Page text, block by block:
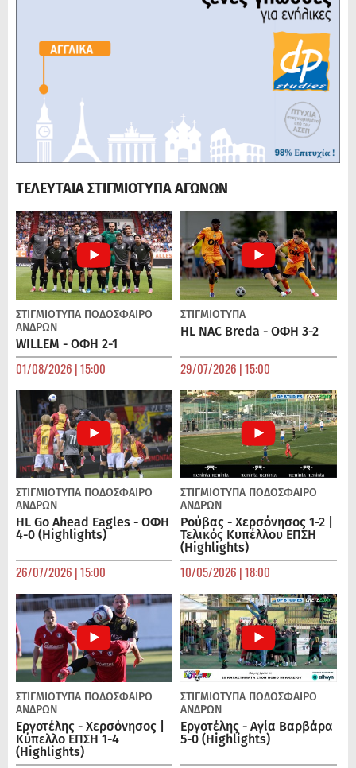
ΤΕΛΕΥΤΑΙΑ ΣΤΙΓΜΙΟΤΥΠΑ ΑΓΩΝΩΝ
ΣΤΙΓΜΙΟΤΥΠΑ ΠΟΔΌΣΦΑΙΡΟ
ΑΝΔΡΏΝ
WILLEM - ΟΦΗ 2-1
01/08/2026 | 15:00
ΣΤΙΓΜΙΟΤΥΠΑ
HL NAC Breda - ΟΦΗ 3-2
29/07/2026 | 15:00
ΣΤΙΓΜΙΟΤΥΠΑ ΠΟΔΌΣΦΑΙΡΟ
ΑΝΔΡΏΝ
HL Go Ahead Eagles - ΟΦΗ
4-0 (Highlights)
26/07/2026 | 15:00
ΣΤΙΓΜΙΟΤΥΠΑ ΠΟΔΌΣΦΑΙΡΟ
ΑΝΔΡΏΝ
Ρούβας - Χερσόνησος 1-2 |
Τελικός Κυπέλλου ΕΠΣΗ
(Highlights)
10/05/2026 | 18:00
ΣΤΙΓΜΙΟΤΥΠΑ ΠΟΔΌΣΦΑΙΡΟ
ΑΝΔΡΏΝ
Εργοτέλης - Χερσόνησος |
Κύπελλο ΕΠΣΗ 1-4
(Highlights)
ΣΤΙΓΜΙΟΤΥΠΑ ΠΟΔΌΣΦΑΙΡΟ
ΑΝΔΡΏΝ
Εργοτέλης - Αγία Βαρβάρα
5-0 (Highlights)